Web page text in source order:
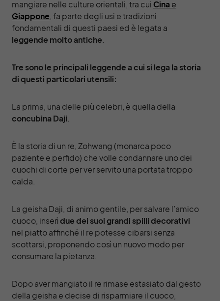
mangiare nelle culture orientali, tra cui Cinae
Giappone , fa parte degli usi e tradizioni
fondamentali di questi paesi ed è legata a
leggende molto antiche
Tre sono le principali leggende a cui si lega la storia
di questi particolari utensili:
La prima, una delle più celebri, è quella della
concubina Daji
È la storia di un re, Zohwang (monarca poco
paziente e perfido) che volle condannare uno dei
cuochi di corte per ver servito una portata troppo
calda.
La geisha Daji, di animo gentile, per salvare l’amico
cuoco, inserìdue dei suoi grandi spilli decorativi
nel piatto affinché il re potesse cibarsi senza
scottarsi, proponendo così un nuovo modo per
consumare la pietanza.
Dopo aver mangiato il re rimase estasiato dal gesto
della geisha e decise di risparmiare il cuoco,